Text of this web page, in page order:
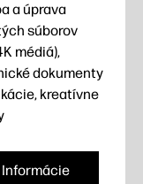
a úprava
súborov
médiá),
dokumenty
kreatívne
Informácie